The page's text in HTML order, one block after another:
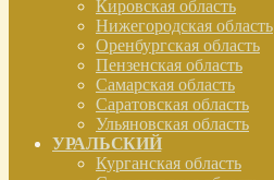
Кировская область
Нижегородская область
Оренбургская область
Пензенская область
Самарская область
Саратовская область
Ульяновская область
УРАЛЬСКИЙ
Курганская область